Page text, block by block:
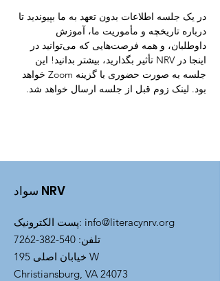
در یک جلسه اطلاعات بدون تعهد به ما بپیوندید تا
درباره تاریخچه و مأموریت ما، آموزش
داوطلبان، و همه فرصت‌هایی که می‌توانید در
اینجا در NRV تأثیر بگذارید، بیشتر بدانید! این
جلسه به صورت حضوری با گزینه Zoom خواهد
بود. لینک زوم قبل از جلسه ارسال خواهد شد.
سواد NRV
پست الکترونیک: info@literacynrv.org
تلفن:
540-382-7262
خیابان اصلی 195 W
Christiansburg, VA 24073